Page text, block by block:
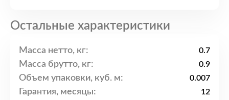
Остальные характеристики
Масса нетто, кг: 0.7
Масса брутто, кг: 0.9
Объем упаковки, куб. м: 0.007
Гарантия, месяцы: 12